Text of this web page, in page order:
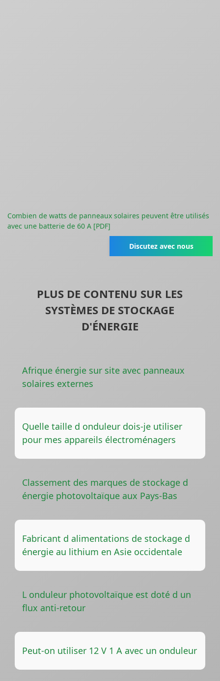
Combien de watts de panneaux solaires peuvent être utilisés
avec une batterie de 60 A [PDF]
Discutez avec nous
PLUS DE CONTENU SUR LES
SYSTÈMES DE STOCKAGE
D'ÉNERGIE
Afrique énergie sur site avec panneaux
solaires externes
Quelle taille d onduleur dois-je utiliser
pour mes appareils électroménagers
Classement des marques de stockage d
énergie photovoltaïque aux Pays-Bas
Fabricant d alimentations de stockage d
énergie au lithium en Asie occidentale
L onduleur photovoltaïque est doté d un
flux anti-retour
Peut-on utiliser 12 V 1 A avec un onduleur